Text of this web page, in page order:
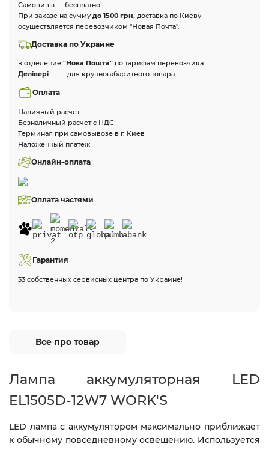
Самовивіз — бесплатно!
При заказе на сумму до 1500 грн. доставка по Киеву
осуществляется перевозчиком "Новая Почта".
Доставка по Украине
в отделение "Нова Пошта" по тарифам перевозчика.
Делівері — — для крупногабаритного товара.
Оплата
Наличный расчет
Безналичный расчет с НДС
Терминал при самовывозе в г. Киев
Наложенный платеж
Онлайн-оплата
Оплата частями
Гарантия
33 собственных сервисных центра по Украине!
Все про товар
Лампа аккумуляторная LED
EL1505D-12W7 WORK'S
LED лампа с аккумулятором максимально приближает
к обычному повседневному освещению. Используется